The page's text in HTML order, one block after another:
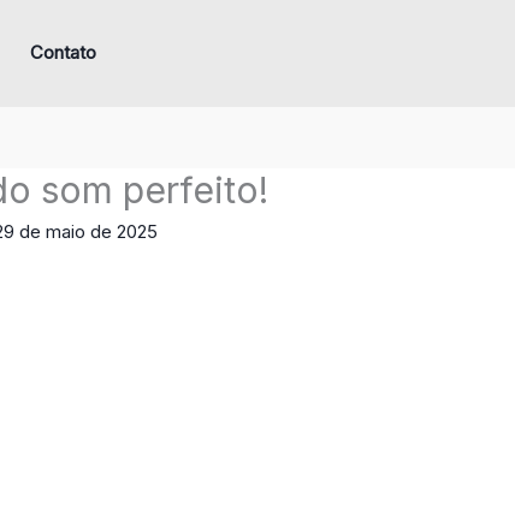
Contato
som perfeito!
de maio de 2025